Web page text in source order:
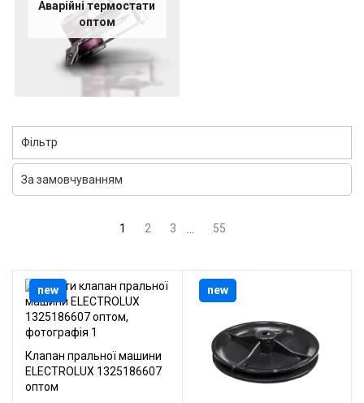
Аварійні термостати
оптом
Фільтр
1 2 3 55
Клапан пральної машини
ELECTROLUX 1325186607
оптом
new new